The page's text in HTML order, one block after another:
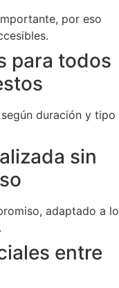
por eso
para todos
duración y tipo
sin
adaptado a lo
entre